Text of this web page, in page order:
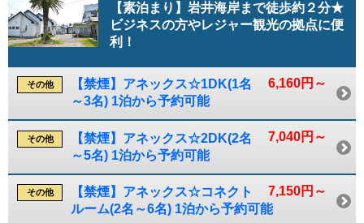
【素泊まり】岩井海岸まで徒歩約２分★
ビジネスの方やレジャー観光の拠点に便
利！
6,160円～
その他
【禁煙】アネックス☆1DK(1名
～3名) 1泊から予約可能
7,040円～
その他
【禁煙】アネックス☆2DK(2名
～5名) 1泊から予約可能
7,150円～
その他
【禁煙】アネックス☆コネクト
ルーム(2名～6名) 1泊から予約可能